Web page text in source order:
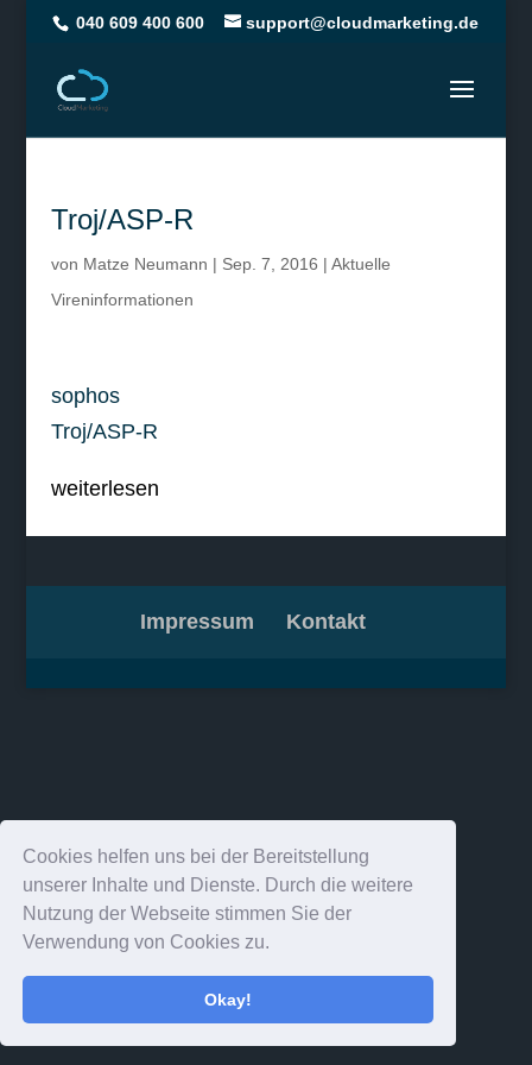
Cookies helfen uns bei der Bereitstellung
unserer Inhalte und Dienste. Durch die weitere
Nutzung der Webseite stimmen Sie der
Verwendung von Cookies zu.
Okay!
040 609 400 600 support@cloudmarketing.de
Troj/ASP-R
von Matze Neumann | Sep. 7, 2016 | Aktuelle
Vireninformationen
sophos
Troj/ASP-R
weiterlesen
Impressum Kontakt